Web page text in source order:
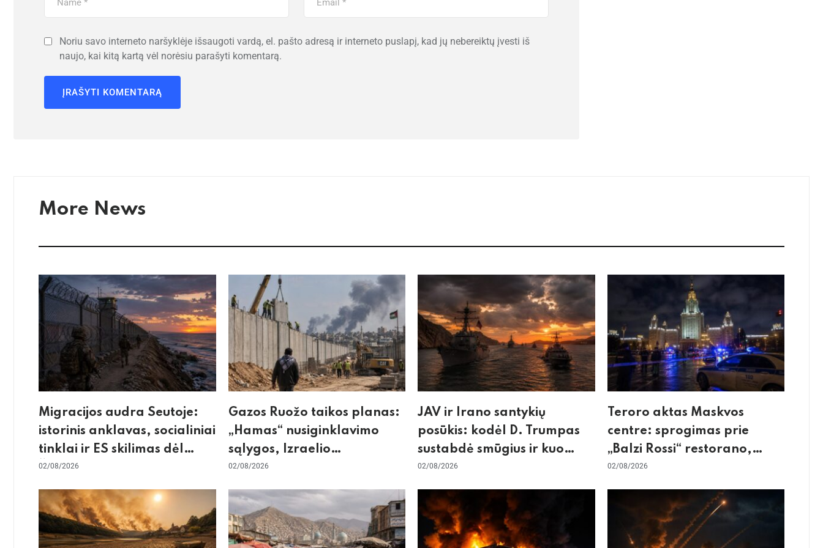
Noriu savo interneto naršyklėje išsaugoti vardą, el. pašto adresą ir interneto puslapį, kad jų nebereiktų įvesti iš
naujo, kai kitą kartą vėl norėsiu parašyti komentarą.
More News
Migracijos audra Seutoje:
istorinis anklavas, socialiniai
tinklai ir ES skilimas dėl
Šengeno zonos
02/08/2026
Gazos Ruožo taikos planas:
„Hamas“ nusiginklavimo
sąlygos, Izraelio
skepticizmas ir ES nerimas
dėl sienos
02/08/2026
JAV ir Irano santykių
posūkis: kodėl D. Trumpas
sustabdė smūgius ir kuo
rizikuoja pasaulio
ekonomika
02/08/2026
Teroro aktas Maskvos
centre: sprogimas prie
„Balzi Rossi“ restorano,
mirtininkės apgulė ir tikrieji
taikiniai
02/08/2026